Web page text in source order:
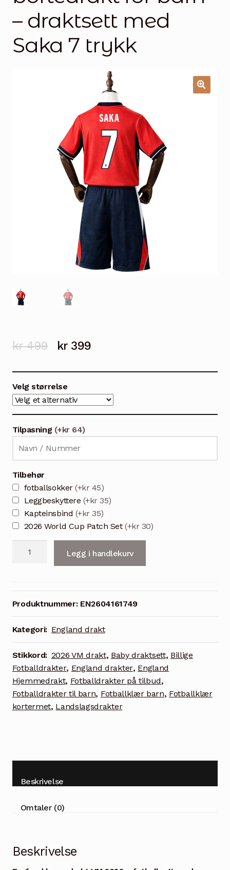
Kontakt oss
– draktsett med
Saka 7 trykk
kr499
Opprinnelig
var:
kr 499.
kr399Nåværende
kr 399.
Velg størrelse
Tilpasning (+kr 64)
Tilbehør
fotballsokker(+kr 45)
Leggbeskyttere (+kr 35)
Kapteinsbind (+kr 35)
2026 World Cup Patch Set(+kr 30)
trykk
antall
Legg i handlekurv
Produktnummer: EN2604161749
Kategori: England drakt
Stikkord: 2026 VM drakt, Baby draktsett, Billige
Fotballdrakter, England drakter, England
Hjemmedrakt, Fotballdrakter på tilbud,
Fotballdrakter til barn, Fotballklær barn, Fotballklær
kortermet, Landslagsdrakter
Beskrivelse
Omtaler (0)
Beskrivelse